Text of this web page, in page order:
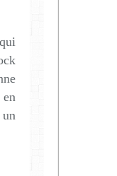
en